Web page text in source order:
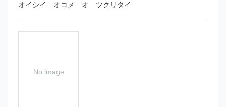
オイシイ オコメ オ ツクリタイ
No image